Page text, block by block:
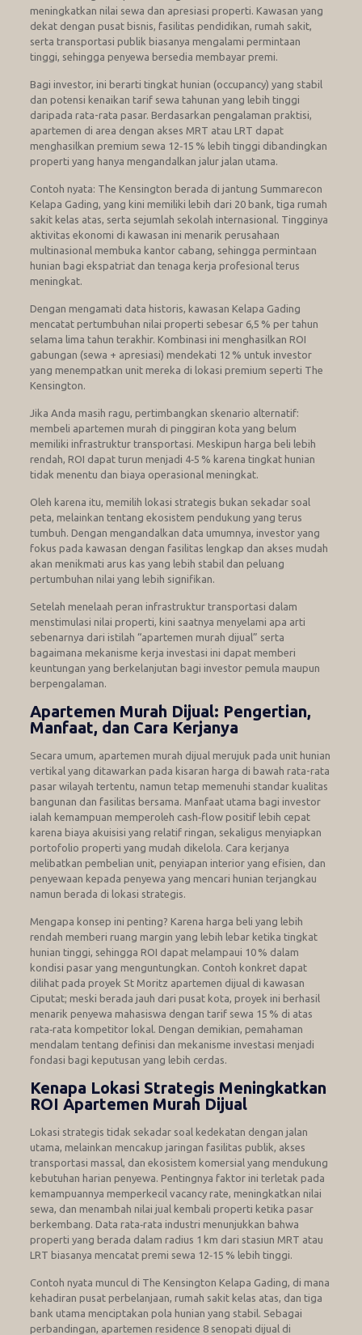
meningkatkan nilai sewa dan apresiasi properti. Kawasan yang
dekat dengan pusat bisnis, fasilitas pendidikan, rumah sakit,
serta transportasi publik biasanya mengalami permintaan
tinggi, sehingga penyewa bersedia membayar premi.
Bagi investor, ini berarti tingkat hunian (occupancy) yang stabil
dan potensi kenaikan tarif sewa tahunan yang lebih tinggi
daripada rata-rata pasar. Berdasarkan pengalaman praktisi,
apartemen di area dengan akses MRT atau LRT dapat
menghasilkan premium sewa 12‑15 % lebih tinggi dibandingkan
properti yang hanya mengandalkan jalur jalan utama.
Contoh nyata: The Kensington berada di jantung Summarecon
Kelapa Gading, yang kini memiliki lebih dari 20 bank, tiga rumah
sakit kelas atas, serta sejumlah sekolah internasional. Tingginya
aktivitas ekonomi di kawasan ini menarik perusahaan
multinasional membuka kantor cabang, sehingga permintaan
hunian bagi ekspatriat dan tenaga kerja profesional terus
meningkat.
Dengan mengamati data historis, kawasan Kelapa Gading
mencatat pertumbuhan nilai properti sebesar 6,5 % per tahun
selama lima tahun terakhir. Kombinasi ini menghasilkan ROI
gabungan (sewa + apresiasi) mendekati 12 % untuk investor
yang menempatkan unit mereka di lokasi premium seperti The
Kensington.
Jika Anda masih ragu, pertimbangkan skenario alternatif:
membeli apartemen murah di pinggiran kota yang belum
memiliki infrastruktur transportasi. Meskipun harga beli lebih
rendah, ROI dapat turun menjadi 4‑5 % karena tingkat hunian
tidak menentu dan biaya operasional meningkat.
Oleh karena itu, memilih lokasi strategis bukan sekadar soal
peta, melainkan tentang ekosistem pendukung yang terus
tumbuh. Dengan mengandalkan data umumnya, investor yang
fokus pada kawasan dengan fasilitas lengkap dan akses mudah
akan menikmati arus kas yang lebih stabil dan peluang
pertumbuhan nilai yang lebih signifikan.
Setelah menelaah peran infrastruktur transportasi dalam
menstimulasi nilai properti, kini saatnya menyelami apa arti
sebenarnya dari istilah “apartemen murah dijual” serta
bagaimana mekanisme kerja investasi ini dapat memberi
keuntungan yang berkelanjutan bagi investor pemula maupun
berpengalaman.
Apartemen Murah Dijual: Pengertian,
Manfaat, dan Cara Kerjanya
Secara umum, apartemen murah dijual merujuk pada unit hunian
vertikal yang ditawarkan pada kisaran harga di bawah rata-rata
pasar wilayah tertentu, namun tetap memenuhi standar kualitas
bangunan dan fasilitas bersama. Manfaat utama bagi investor
ialah kemampuan memperoleh cash‑flow positif lebih cepat
karena biaya akuisisi yang relatif ringan, sekaligus menyiapkan
portofolio properti yang mudah dikelola. Cara kerjanya
melibatkan pembelian unit, penyiapan interior yang efisien, dan
penyewaan kepada penyewa yang mencari hunian terjangkau
namun berada di lokasi strategis.
Mengapa konsep ini penting? Karena harga beli yang lebih
rendah memberi ruang margin yang lebih lebar ketika tingkat
hunian tinggi, sehingga ROI dapat melampaui 10 % dalam
kondisi pasar yang menguntungkan. Contoh konkret dapat
dilihat pada proyek St Moritz apartemen dijual di kawasan
Ciputat; meski berada jauh dari pusat kota, proyek ini berhasil
menarik penyewa mahasiswa dengan tarif sewa 15 % di atas
rata‑rata kompetitor lokal. Dengan demikian, pemahaman
mendalam tentang definisi dan mekanisme investasi menjadi
fondasi bagi keputusan yang lebih cerdas.
Kenapa Lokasi Strategis Meningkatkan
ROI Apartemen Murah Dijual
Lokasi strategis tidak sekadar soal kedekatan dengan jalan
utama, melainkan mencakup jaringan fasilitas publik, akses
transportasi massal, dan ekosistem komersial yang mendukung
kebutuhan harian penyewa. Pentingnya faktor ini terletak pada
kemampuannya memperkecil vacancy rate, meningkatkan nilai
sewa, dan menambah nilai jual kembali properti ketika pasar
berkembang. Data rata‑rata industri menunjukkan bahwa
properti yang berada dalam radius 1 km dari stasiun MRT atau
LRT biasanya mencatat premi sewa 12‑15 % lebih tinggi.
Contoh nyata muncul di The Kensington Kelapa Gading, di mana
kehadiran pusat perbelanjaan, rumah sakit kelas atas, dan tiga
bank utama menciptakan pola hunian yang stabil. Sebagai
perbandingan, apartemen residence 8 senopati dijual di